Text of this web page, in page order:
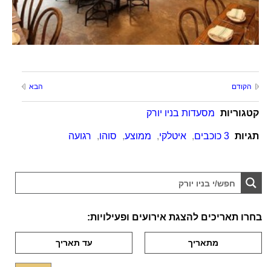
הקודם הבא
קטגוריות מסעדות בניו יורק
תגיות 3 כוכבים , איטלקי, ממוצע, סוהו, רגועה
בחרו תאריכים להצגת אירועים ופעילויות: